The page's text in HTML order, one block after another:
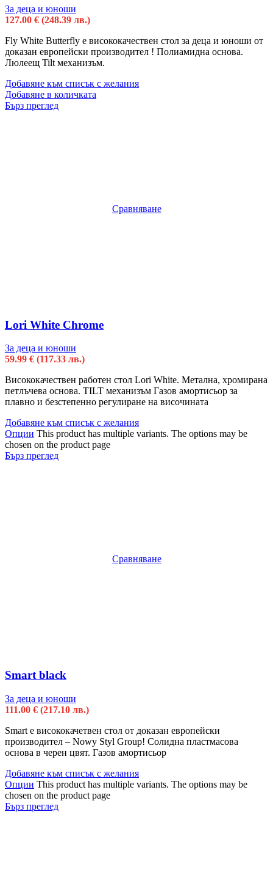
За деца и юноши
127.00 € (248.39 лв.)
Fly White Butterfly е висококачествен стол за деца и юноши от
доказан европейски производител ! Полиамидна основa.
Люлеещ Tilt механизъм.
Добавяне към списък с желания
Добавяне в количката
Бърз преглед
Сравняване
Lori White Chrome
За деца и юноши
59.99 € (117.33 лв.)
Висококачествен работен стол Lori White. Метална, хромирана
петлъчева основа. TILT механизъм Газов амортисьор за
плавно и безстепенно регулиране на височината
Добавяне към списък с желания
Опции This product has multiple variants. The options may be
chosen on the product page
Бърз преглед
Сравняване
Smart black
За деца и юноши
111.00 € (217.10 лв.)
Smart е висококачетвен стол от доказан европейски
производител – Nowy Styl Group! Солидна пластмасова
основа в черен цвят. Газов амортисьор
Добавяне към списък с желания
Опции This product has multiple variants. The options may be
chosen on the product page
Бърз преглед